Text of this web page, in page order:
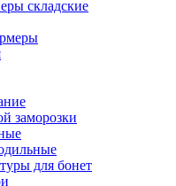
складские
заморозки
для бонет